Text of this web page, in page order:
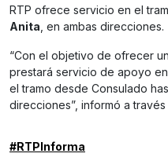
RTP ofrece servicio en el
Anita, en ambas direcciones.
“Con el objetivo de ofrecer
prestará servicio de apoyo
el tramo desde Consulado
direcciones”, informó a
#RTPInforma